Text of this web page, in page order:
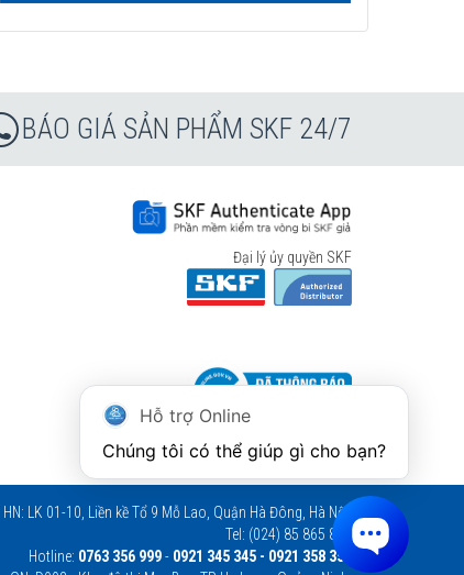
BÁO GIÁ SẢN PHẨM SKF 24/7
Đại lý ủy quyền SKF
HN: LK 01-10, Liền kề Tổ 9 Mỗ Lao, Quận Hà Đông, Hà Nội.
Tel: (024) 85 865 866
Hotline: 0763 356 999- 0921 345 345 - 0921 358 358
Hỗ trợ Online
Chúng tôi có thể giúp gì cho bạn?